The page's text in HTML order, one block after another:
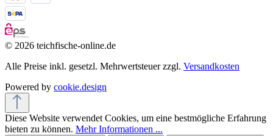
© 2026 teichfische-online.de
Alle Preise inkl. gesetzl. Mehrwertsteuer zzgl. Versandkosten
Powered by cookie.design
Diese Website verwendet Cookies, um eine bestmögliche Erfahrung
bieten zu können. Mehr Informationen ...